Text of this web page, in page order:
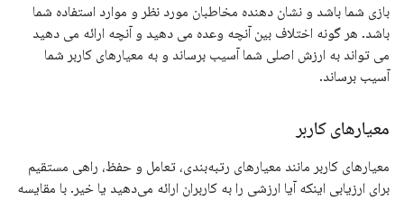
بازی شما باشد و نشان دهنده مخاطبان مورد نظر و موارد استفاده شما
باشد. هر گونه اختلاف بین آنچه وعده می دهید و آنچه ارائه می دهید
می تواند به ارزش اصلی شما آسیب برساند و به معیارهای کاربر شما
آسیب برساند.
معیارهای کاربر
معیارهای کاربر مانند معیارهای رتبه‌بندی، تعامل و حفظ، راهی مستقیم
برای ارزیابی اینکه آیا ارزشی را به کاربران ارائه می‌دهید یا خیر. با مقایسه